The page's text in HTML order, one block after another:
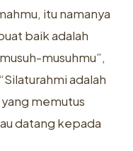
itu namanya
baik adalah
musuhmu”,
adalah
memutus
datang kepada